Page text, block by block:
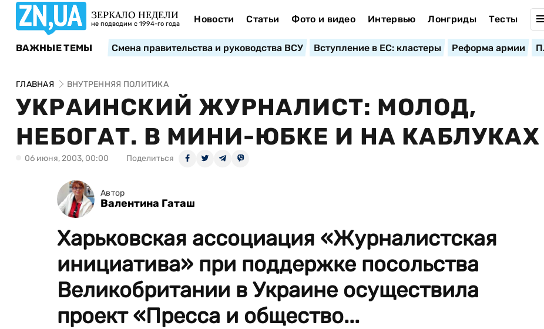
ЗЕРКАЛО НЕДЕЛИ
не подводим с 1994-го года Новости Статьи Фото и видео Интервью Лонгриды Тесты
ВАЖНЫЕ ТЕМЫ Смена правительства и руководства ВСУ Вступление в ЕС: кластеры Реформа армии
ГЛАВНАЯ ВНУТРЕННЯЯ ПОЛИТИКА
УКРАИНСКИЙ ЖУРНАЛИСТ: МОЛОД,
НЕБОГАТ. В МИНИ-ЮБКЕ И НА КАБЛУКАХ
06 июня, 2003, 00:00 Поделиться
Автор
Валентина Гаташ
Харьковская ассоциация «Журналистская
инициатива» при поддержке посольства
Великобритании в Украине осуществила
проект «Пресса и общество...